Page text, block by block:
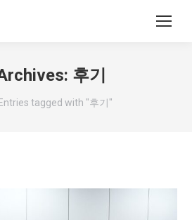
후기
Entries tagged with "후기"